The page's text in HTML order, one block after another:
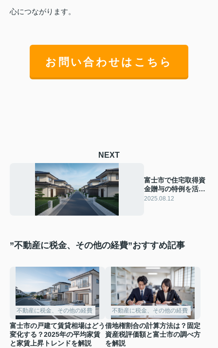
心につながります。
お問い合わせはこちら
NEXT
富士市で住宅取得資
金贈与の特例を活用
するには？基本条件
2025.08.12
”不動産に税金、その他の経費”おすすめ記事
不動産に税金、その他の経費
富士市の戸建て賃貸相場はどう
変化する？2025年の平均家賃
と家賃上昇トレンドを解説
不動産に税金、その他の経費
借地権割合の計算方法は？固定
資産税評価額と富士市の調べ方
を解説